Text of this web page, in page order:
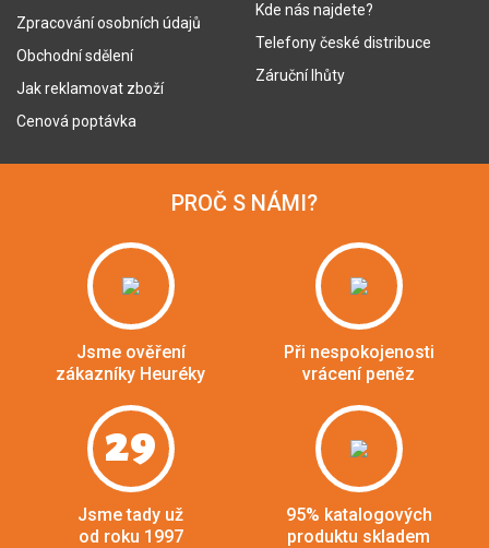
Zpracování osobních údajů
Obchodní sdělení
Jak reklamovat zboží
Cenová poptávka
Kde nás najdete?
Telefony české distribuce
Záruční lhůty
PROČ S NÁMI?
Jsme ověření
zákazníky Heuréky
Při nespokojenosti
vrácení peněz
29
Jsme tady už
od roku 1997
95% katalogových
produktu skladem